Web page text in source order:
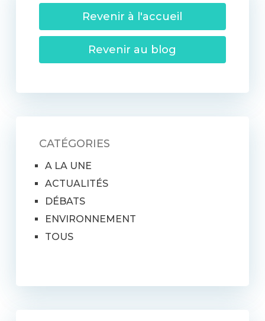
Revenir à l'accueil
Revenir au blog
CATÉGORIES
A LA UNE
ACTUALITÉS
DÉBATS
ENVIRONNEMENT
TOUS